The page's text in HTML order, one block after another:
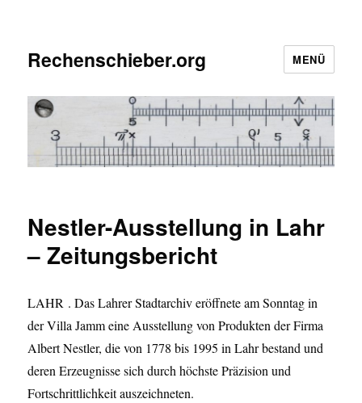
Rechenschieber.org MENÜ
Nestler-Ausstellung in Lahr
– Zeitungsbericht
LAHR . Das Lahrer Stadtarchiv eröffnete am Sonntag in
der Villa Jamm eine Ausstellung von Produkten der Firma
Albert Nestler, die von 1778 bis 1995 in Lahr bestand und
deren Erzeugnisse sich durch höchste Präzision und
Fortschrittlichkeit auszeichneten.